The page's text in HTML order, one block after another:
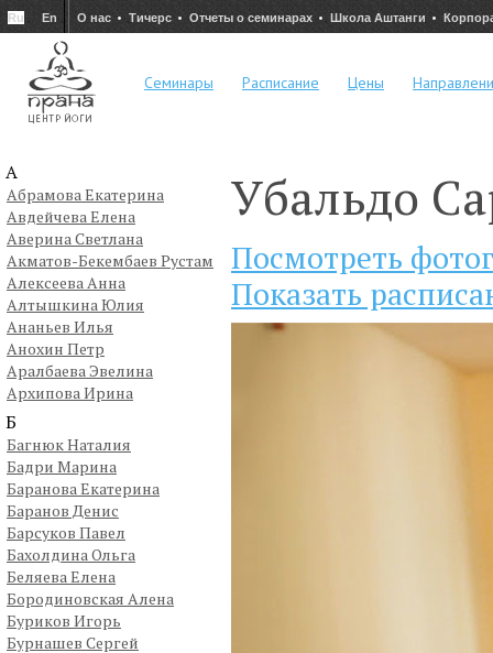
Ru En О нас Тичерс Отчеты о семинарах Школа Аштанги
Семинары Расписание Цены
А
Абрамова Екатерина
Авдейчева Елена
Аверина Светлана
Акматов-Бекембаев Рустам
Алексеева Анна
Алтышкина Юлия
Ананьев Илья
Анохин Петр
Аралбаева Эвелина
Архипова Ирина
Б
Багнюк Наталия
Бадри Марина
Баранова Екатерина
Баранов Денис
Барсуков Павел
Бахолдина Ольга
Беляева Елена
Бородиновская Алена
Буриков Игорь
Бурнашев Сергей
Убальдо
Посмотреть
Показать